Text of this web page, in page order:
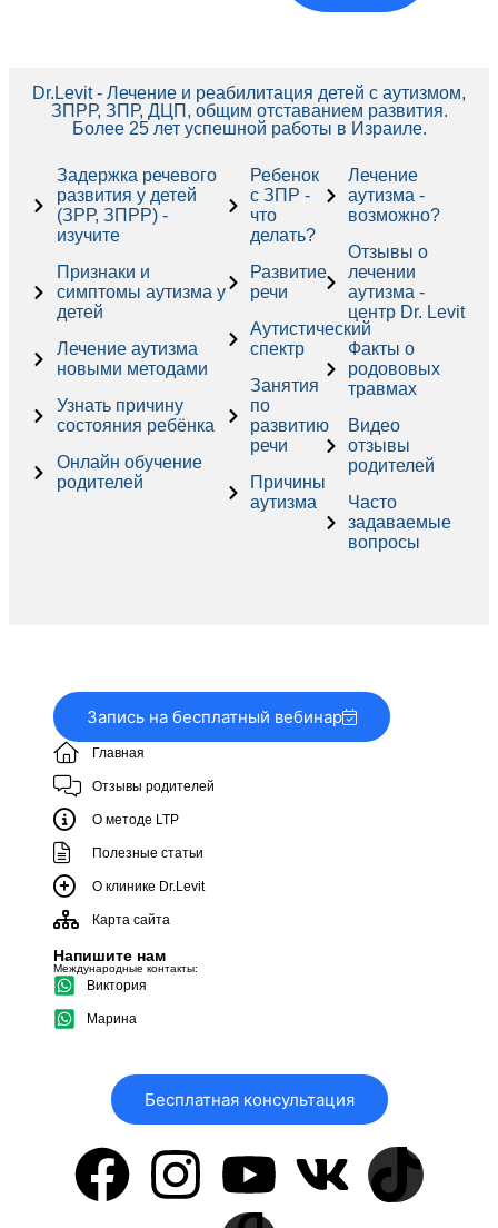
Dr.Levit - Лечение и реабилитация детей с аутизмом,
ЗПРР, ЗПР, ДЦП, общим отставанием развития.
Более 25 лет успешной работы в Израиле.
Задержка речевого
развития у детей
(ЗРР, ЗПРР) -
изучите
Признаки и
симптомы аутизма у
детей
Лечение аутизма
новыми методами
Узнать причину
состояния ребёнка
Онлайн обучение
родителей
Ребенок
с ЗПР -
что
делать?
Развитие
речи
Аутистический
спектр
Занятия
по
развитию
речи
Причины
аутизма
Лечение
аутизма -
возможно?
Отзывы о
лечении
аутизма -
центр Dr. Levit
Факты о
родововых
травмах
Видео
отзывы
родителей
Часто
задаваемые
вопросы
Запись на бесплатный вебинар
Главная
Отзывы родителей
О методе LTP
Полезные статьи
О клинике Dr.Levit
Карта сайта
Напишите нам
Международные контакты:
Виктория
Марина
Бесплатная консультация